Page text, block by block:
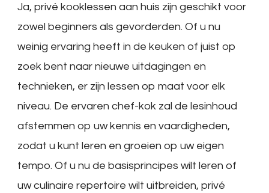
Ja, privé kooklessen aan huis zijn geschikt voor
zowel beginners als gevorderden. Of u nu
weinig ervaring heeft in de keuken of juist op
zoek bent naar nieuwe uitdagingen en
technieken, er zijn lessen op maat voor elk
niveau. De ervaren chef-kok zal de lesinhoud
afstemmen op uw kennis en vaardigheden,
zodat u kunt leren en groeien op uw eigen
tempo. Of u nu de basisprincipes wilt leren of
uw culinaire repertoire wilt uitbreiden, privé